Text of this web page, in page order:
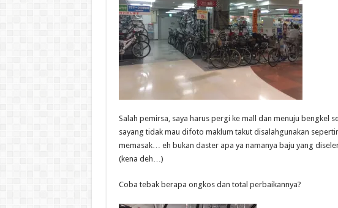
Salah pemirsa, saya harus pergi ke mall dan menuju bengkel
sayang tidak mau difoto maklum takut disalahgunakan
memasak… eh bukan daster apa ya namanya baju yang
(kena deh…)
Coba tebak berapa ongkos dan total perbaikannya?